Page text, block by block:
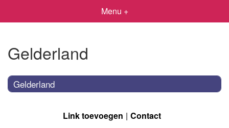
Menu +
Gelderland
Gelderland
Link toevoegen Contact